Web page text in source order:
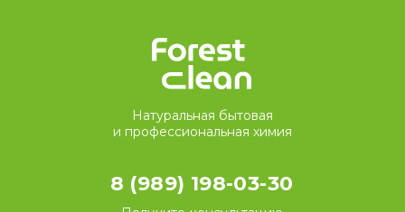
8 (989) 198-03-30
Натуральная бытовая
и профессиональная химия